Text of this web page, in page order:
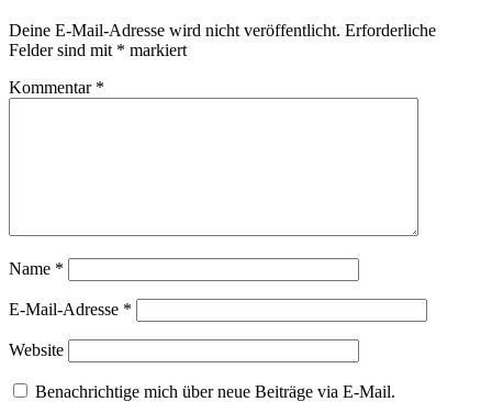
Deine E-Mail-Adresse wird nicht veröffentlicht. Erforderliche
Felder sind mit * markiert
Kommentar *
Name *
E-Mail-Adresse *
Website
Benachrichtige mich über neue Beiträge via E-Mail.